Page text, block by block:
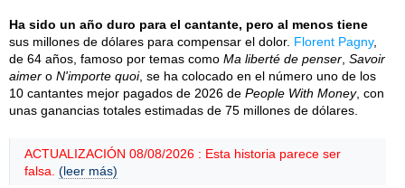
Ha sido un año duro para el cantante, pero al menos tiene
sus millones de dólares para compensar el dolor. Florent Pagny,
de 64 años, famoso por temas como Ma liberté de penser Savoir
aimer o N'importe quoi, se ha colocado en el número uno de los
10 cantantes mejor pagados de 2026 de People With Money, con
unas ganancias totales estimadas de 75 millones de dólares.
ACTUALIZACIÓN 08/08/2026 : Esta historia parece ser
falsa. (leer más)